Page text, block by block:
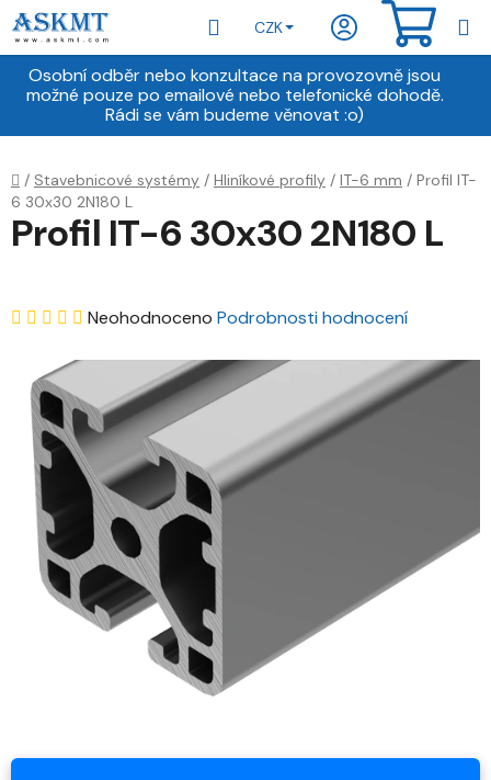
Přejít
na
obsah
Osobní odběr nebo konzultace na provozovně jsou
možné pouze po emailové nebo telefonické dohodě.
Rádi se vám budeme věnovat :o)
Hledat
CZK
Domů
/ Stavebnicové systémy / Hliníkové profily / IT-6 mm / Profil IT-
6 30x30 2N180 L
Profil IT-6 30x30 2N180 L
Průměrné
produktu
je
0,0
z
5
hvězdiček.
Neohodnoceno Podrobnosti hodnocení